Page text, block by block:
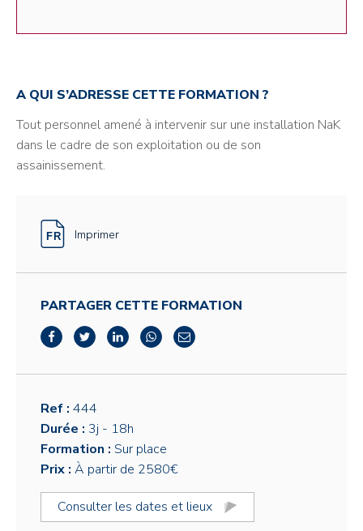
A QUI S’ADRESSE CETTE FORMATION ?
Tout personnel amené à intervenir sur une installation NaK
dans le cadre de son exploitation ou de son
assainissement.
Imprimer
PARTAGER CETTE FORMATION
Ref : 444
Durée : 3j - 18h
Formation : Sur place
Prix : À partir de 2580€
Consulter les dates et lieux